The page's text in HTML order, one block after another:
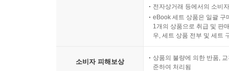
전자상거래 등에서의 소비
eBook 세트 상품은 일괄 구
1개의 상품으로 취급 및 판
우, 세트 상품 전부 및 세트
소비자 피해보상
상품의 불량에 의한 반품,
준하여 처리됨